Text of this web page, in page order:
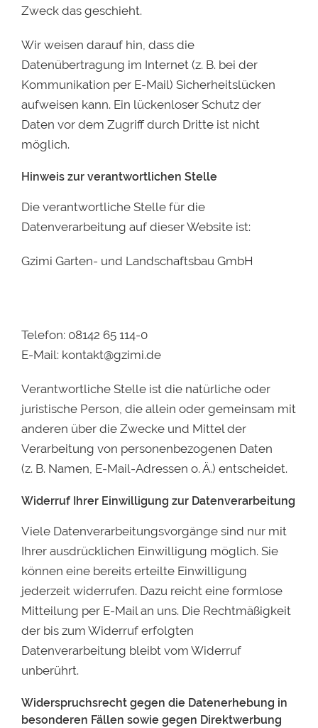
Zweck das geschieht.
Wir weisen darauf hin, dass die
Datenübertragung im Internet (z. B. bei der
Kommunikation per E-Mail) Sicherheitslücken
aufweisen kann. Ein lückenloser Schutz der
Daten vor dem Zugriff durch Dritte ist nicht
möglich.
Hinweis zur verantwortlichen Stelle
Die verantwortliche Stelle für die
Datenverarbeitung auf dieser Website ist:
Gzimi Garten- und Landschaftsbau GmbH
Telefon: 08142 65 114-0
E-Mail: kontakt@gzimi.de
Verantwortliche Stelle ist die natürliche oder
juristische Person, die allein oder gemeinsam mit
anderen über die Zwecke und Mittel der
Verarbeitung von personenbezogenen Daten
(z. B. Namen, E-Mail-Adressen o. Ä.) entscheidet.
Widerruf Ihrer Einwilligung zur Datenverarbeitung
Viele Datenverarbeitungsvorgänge sind nur mit
Ihrer ausdrücklichen Einwilligung möglich. Sie
können eine bereits erteilte Einwilligung
jederzeit widerrufen. Dazu reicht eine formlose
Mitteilung per E-Mail an uns. Die Rechtmäßigkeit
der bis zum Widerruf erfolgten
Datenverarbeitung bleibt vom Widerruf
unberührt.
Widerspruchsrecht gegen die Datenerhebung in
besonderen Fällen sowie gegen Direktwerbung